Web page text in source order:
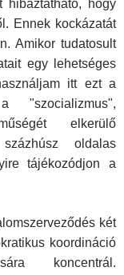
hibáztatható, hogy
Ennek kockázatát
Amikor tudatosult
egy lehetséges
itt ezt a
elkerülő
oldalas
tájékozódjon a
két
koordináció
koncentrál.